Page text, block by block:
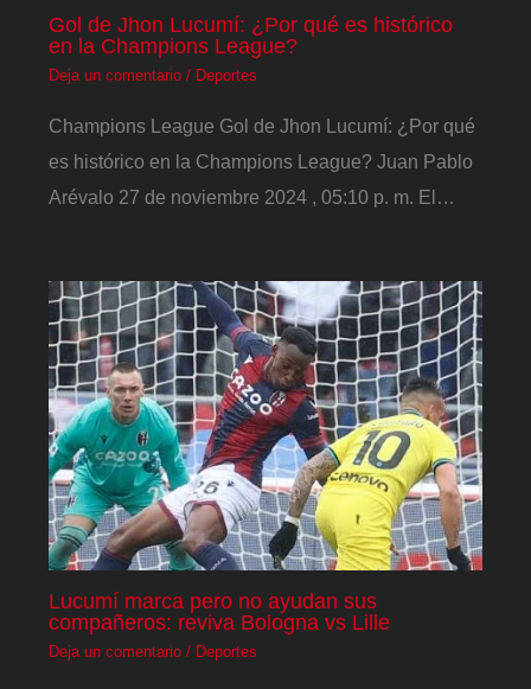
Gol de Jhon Lucumí: ¿Por qué es histórico
en la Champions League?
Deja un comentario / Deportes
Champions League Gol de Jhon Lucumí: ¿Por qué
es histórico en la Champions League? Juan Pablo
Arévalo 27 de noviembre 2024 , 05:10 p. m. El…
Lucumí marca pero no ayudan sus
compañeros: reviva Bologna vs Lille
Deja un comentario / Deportes